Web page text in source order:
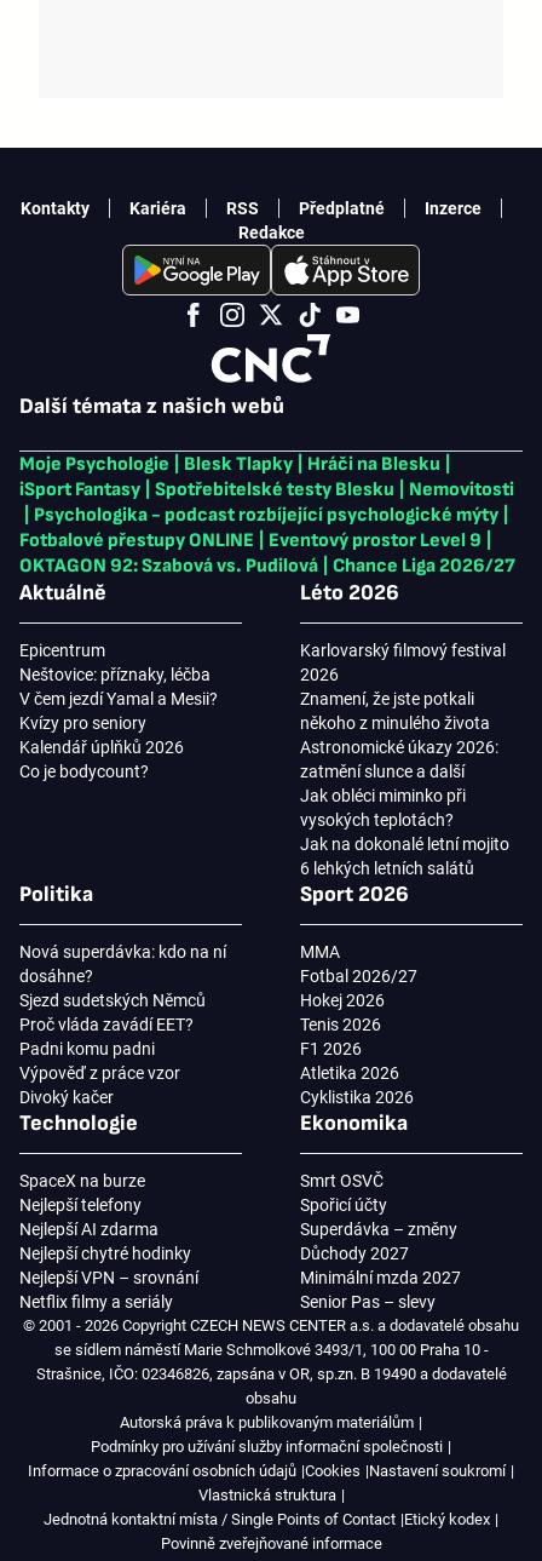
Další témata z našich webů
Moje Psychologie Blesk Tlapky Hráči na Blesku
iSport Fantasy
Spotřebitelské testy Blesku
Nemovitosti
Psychologika - podcast rozbíjející psychologické mýty
Fotbalové přestupy ONLINE
Eventový prostor Level 9
OKTAGON 92: Szabová vs. Pudilová
Chance Liga 2026/27
Aktuálně
Epicentrum
Neštovice: příznaky, léčba
V čem jezdí Yamal a Mesii?
Kvízy pro seniory
Kalendář úplňků 2026
Co je bodycount?
Léto 2026
Karlovarský filmový festival
2026
Znamení, že jste potkali
někoho z minulého života
Astronomické úkazy 2026:
zatmění slunce a další
Jak obléci miminko při
vysokých teplotách?
Jak na dokonalé letní mojito
6 lehkých letních salátů
Politika
Nová superdávka: kdo na ní
dosáhne?
Sjezd sudetských Němců
Proč vláda zavádí EET?
Padni komu padni
Výpověď z práce vzor
Divoký kačer
Sport 2026
MMA
Fotbal 2026/27
Hokej 2026
Tenis 2026
F1 2026
Atletika 2026
Cyklistika 2026
Technologie
SpaceX na burze
Nejlepší telefony
Nejlepší AI zdarma
Nejlepší chytré hodinky
Nejlepší VPN – srovnání
Netflix filmy a seriály
Ekonomika
Smrt OSVČ
Spořicí účty
Superdávka – změny
Důchody 2027
Minimální mzda 2027
Senior Pas – slevy
Kontakty Kariéra RSS Předplatné
Inzerce
Redakce
© 2001 - 2026 Copyright CZECH NEWS CENTER a.s. a dodavatelé obsahu
se sídlem náměstí Marie Schmolkové 3493/1, 100 00 Praha 10 -
Strašnice, IČO: 02346826, zapsána v OR, sp.zn. B 19490 a dodavatelé
obsahu
Autorská práva k publikovaným materiálům
Podmínky pro užívání služby informační společnosti
Informace o zpracování osobních údajů Cookies Nastavení soukromí
Vlastnická struktura
Jednotná kontaktní místa / Single Points of Contact Etický kodex
Povinně zveřejňované informace